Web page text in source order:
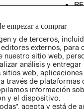
empezar a comprar
y de terceros,
externos, para
nuestro sitio web,
análisis y
sitios web,
través de plataformas
información
y el dispositivo.
acepta y está de